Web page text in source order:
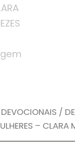
DEVOCIONAIS /
– CLARA